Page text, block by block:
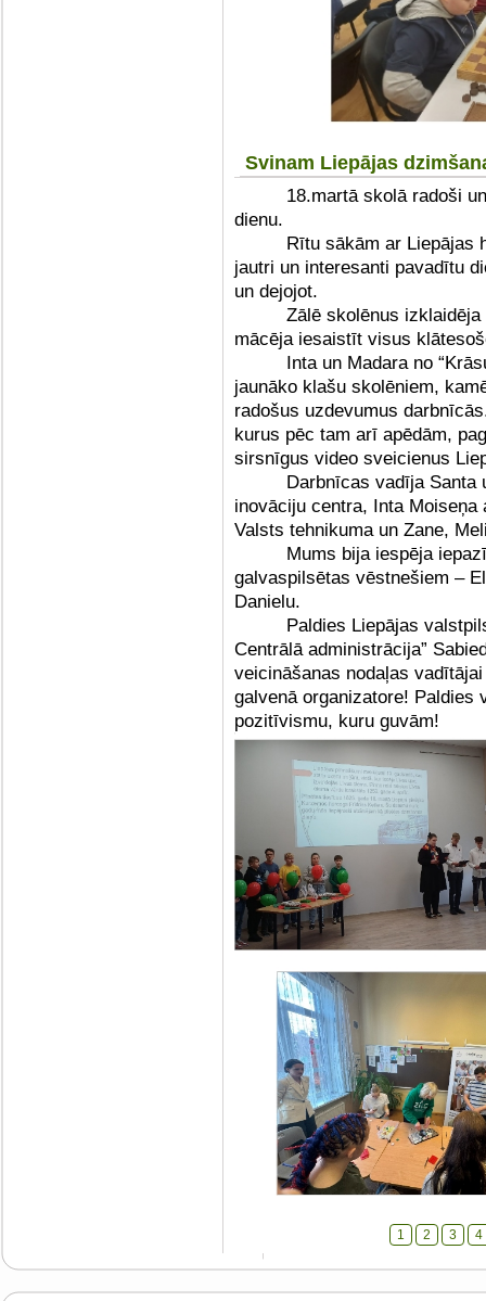
Svinam Liepājas
18.martā skolā radoši
dienu.
Rītu sākām ar Liepājas
jautri un interesanti pavadītu
un dejojot.
Zālē skolēnus
mācēja iesaistīt visus
Inta un Madara no
jaunāko klašu skolēniem,
radošus uzdevumus
kurus pēc tam arī apēdām,
sirsnīgus video sveicienus
Darbnīcas vadīja Santa
inovāciju centra, Inta
Valsts tehnikuma un Zane,
Mums bija iespēja
galvaspilsētas vēstnešiem –
Danielu.
Paldies Liepājas
Centrālā administrācija”
veicināšanas nodaļas
galvenā organizatore! Paldies
pozitīvismu, kuru guvām!
1 2 3 4